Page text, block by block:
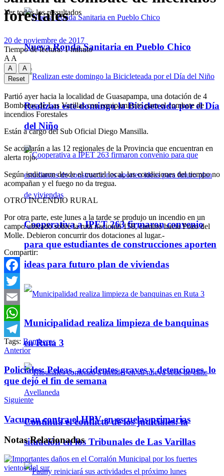
Nueva Ronda Sanitaria en Pueblo Chico
Realizan este domingo la Bicicleteada por el Día
del Niño
Cooperativa a IPET 263 firmaron convenio
para que estudiantes de construcciones aporten
ideas para futuro plan de viviendas
Municipalidad realiza limpieza de banquinas
en Ruta 3
Continúa el conflicto de los judiciales: la
situación en los Tribunales de Las Varillas
Ver todos los ressultados
forestales
20 de noviembre de 2017
Tiempo de lectura: 1 minuto
A A
A
A
Reset
Partió ayer hacia la localidad de Guasapampa, una dotación de 4
Bomberos de Las Varillas con equipamiento para el combate de
incendios Forestales
Están a cargo del Sub Oficial Diego Mansilla.
Se acoplarán a las 12 regionales de la Provincia que encuentran en
alerta rojo.
Según indicaron desde el cuartel local, las condiciones del tiempo no
acompañan y el fuego no da tregua.
OTRO INCENDIO RURAL
Por otra parte, este lunes a la tarde se produjo un incendio en un
campo ubicado sobre la ruta nacional 158, camino hacia Pozo del
Molle. Debieron concurrir dos dotaciones al lugar.-
Compartir:
Facebook
Twitter
Email
WhatsApp
Telegram
Tags: Bomberos
Anterior
Policiales: Peleas, accidentes graves y detenciones, lo
que dejó el fin de semana
Siguiente
Vacunan contra el HPV en escuelas primarias
NotasRelacionadas